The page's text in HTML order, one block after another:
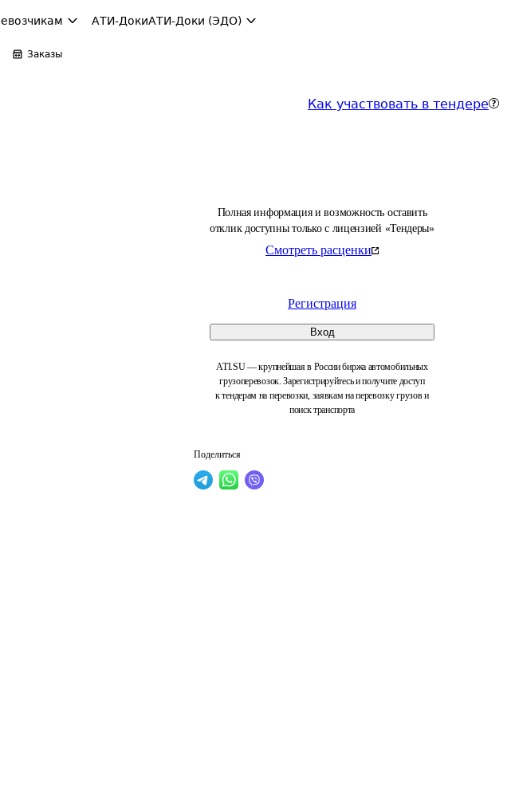
АТИ-ДокиАТИ-Доки (ЭДО)
Заказы
Как участвовать в тендере
Полная информация и возможность оставить
отклик доступны только с лицензией «Тендеры»
Смотреть расценки
Регистрация
Вход
ATI.SU — крупнейшая в России биржа автомобильных
грузоперевозок. Зарегистрируйтесь и получите доступ
к тендерам на перевозки, заявкам на перевозку грузов и
поиск транспорта
Поделиться